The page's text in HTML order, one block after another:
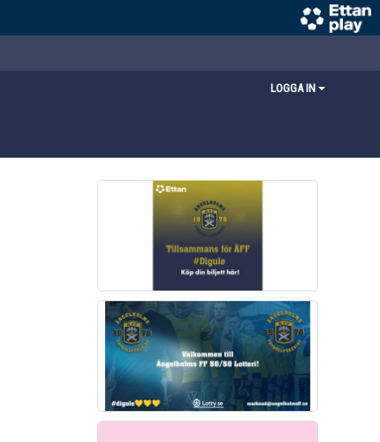
LOGGA IN